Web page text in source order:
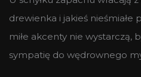
drewienka i jakieś nieśmiałe
miłe akcenty nie wystarczą,
sympatię do wędrownego